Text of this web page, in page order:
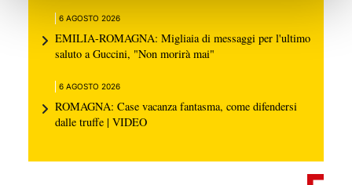
6 AGOSTO 2026
EMILIA-ROMAGNA: Migliaia di messaggi per l'ultimo
saluto a Guccini, "Non morirà mai"
6 AGOSTO 2026
ROMAGNA: Case vacanza fantasma, come difendersi
dalle truffe | VIDEO